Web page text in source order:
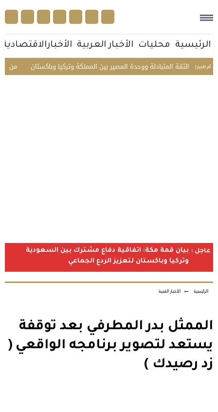
الرئيسية محليات الأخبار العربية الأخبارالاقتصادية
أخر الأخبار | من جوار الثقة المتبادلة ووحدة المصير بين المملكة وتركيا وباكستان
عاجل : بيان قمة مكة: اتفاقية دفاع مشترك بين السعودية
وتركيا وباكستان لتعزيز الردع الجماعي
الرئيسية ← الأخبار الفنية
الممثل بدر المطرفي بعد توقفة
يستعد لتصوير برنامجه الواقعي (
زد رصيدك )